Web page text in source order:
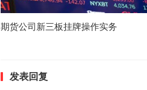
期货公司新三板挂牌操作实务
发表回复